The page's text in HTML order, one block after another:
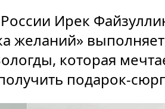
Ирек
желаний»
которая
подарок-